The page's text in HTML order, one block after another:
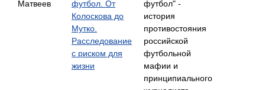
Матвеев
футбол. От
Колоскова до
Мутко.
Расследование
с риском для
жизни
футбол" -
история
противостояния
российской
футбольной
мафии и
принципиального